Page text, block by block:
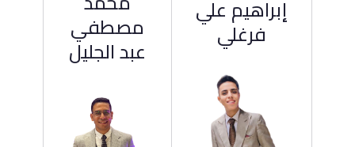
إبراهيم علي
فرغلي مصطفي
عبد الجليل